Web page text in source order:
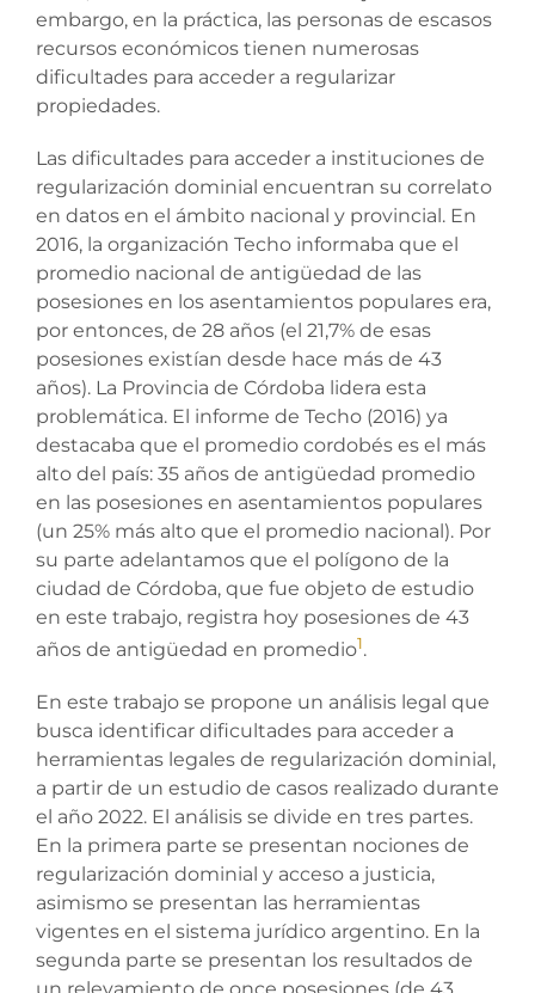
embargo, en la práctica, las personas de escasos
recursos económicos tienen numerosas
dificultades para acceder a regularizar
propiedades.
Las dificultades para acceder a instituciones de
regularización dominial encuentran su correlato
en datos en el ámbito nacional y provincial. En
2016, la organización Techo informaba que el
promedio nacional de antigüedad de las
posesiones en los asentamientos populares era,
por entonces, de 28 años (el 21,7% de esas
posesiones existían desde hace más de 43
años). La Provincia de Córdoba lidera esta
problemática. El informe de Techo (2016) ya
destacaba que el promedio cordobés es el más
alto del país: 35 años de antigüedad promedio
en las posesiones en asentamientos populares
(un 25% más alto que el promedio nacional). Por
su parte adelantamos que el polígono de la
ciudad de Córdoba, que fue objeto de estudio
en este trabajo, registra hoy posesiones de 43
años de antigüedad en promedio1.
En este trabajo se propone un análisis legal que
busca identificar dificultades para acceder a
herramientas legales de regularización dominial,
a partir de un estudio de casos realizado durante
el año 2022. El análisis se divide en tres partes.
En la primera parte se presentan nociones de
regularización dominial y acceso a justicia,
asimismo se presentan las herramientas
vigentes en el sistema jurídico argentino. En la
segunda parte se presentan los resultados de